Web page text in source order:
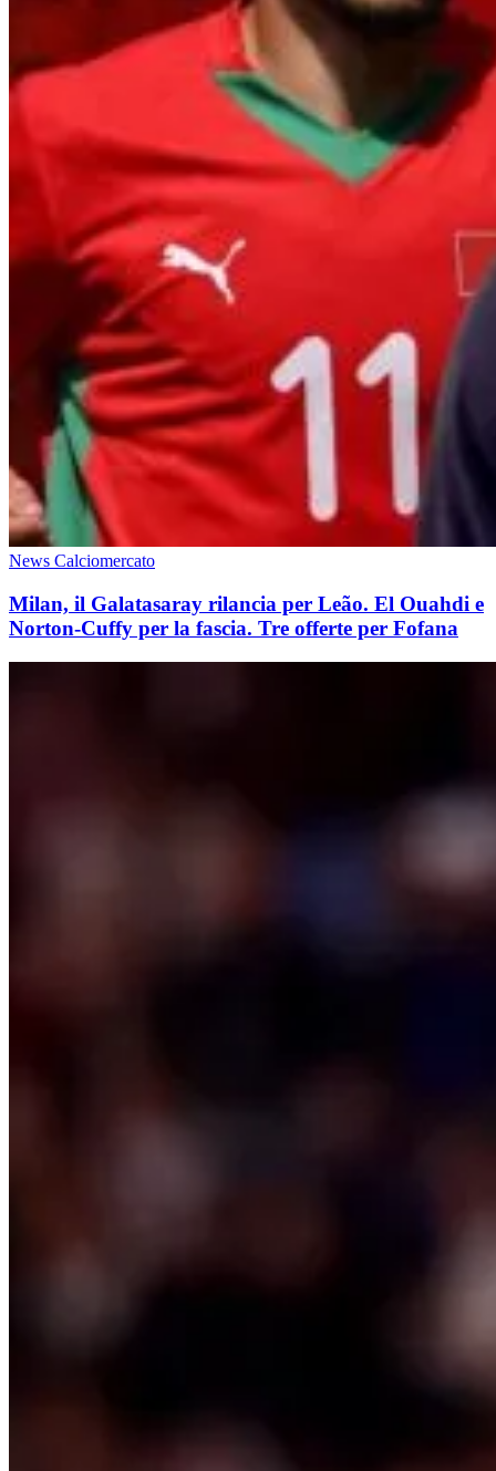
News Calciomercato
Milan, il Galatasaray rilancia per Leão. El Ouahdi e
Norton-Cuffy per la fascia. Tre offerte per Fofana